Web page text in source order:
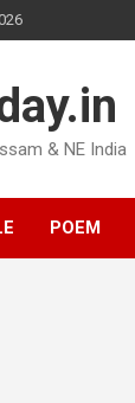
& NE India
POEM